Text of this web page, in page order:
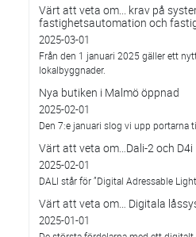
Värt att veta om... krav på
fastighetsautomation och
2025-03-01
Från den 1 januari 2025 gäller ett
lokalbyggnader.
Nya butiken i Malmö öppnad
2025-02-01
Den 7:e januari slog vi upp portarna
Värt att veta om…Dali-2 och D4i
2025-02-01
DALI står för ”Digital Adressable
Värt att veta om… Digitala
2025-01-01